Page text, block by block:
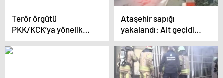
Terör örgütü
PKK/KCK’ya yönelik
operasyonda 19 zanlı
yakalandı
Ataşehir sapığı
yakalandı: Alt geçidi
kullanan kadınlara
kabusu yaşattı!